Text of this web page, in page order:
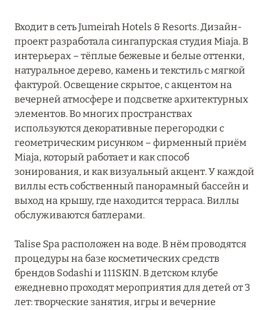
ХАА-АЛИФ
ШАВИЙАНИ 2
ЮЖНЫЙ АРИ
ЮЖНЫЙ МАЛЕ
Входит в сеть Jumeirah Hotels & Resorts. Дизайн-
проект разработала сингапурская студия Miaja. В
интерьерах – тёплые бежевые и белые оттенки,
натуральное дерево, камень и текстиль с мягкой
фактурой. Освещение скрытое, с акцентом на
вечерней атмосфере и подсветке архитектурных
элементов. Во многих пространствах
используются декоративные перегородки с
геометрическим рисунком – фирменный приём
Miaja, который работает и как способ
зонирования, и как визуальный акцент. У каждой
виллы есть собственный панорамный бассейн и
выход на крышу, где находится терраса. Виллы
обслуживаются батлерами.
Talise Spa расположен на воде. В нём проводятся
процедуры на базе косметических средств
брендов Sodashi и 111SKIN. В детском клубе
ежедневно проходят мероприятия для детей от 3
лет: творческие занятия, игры и вечерние